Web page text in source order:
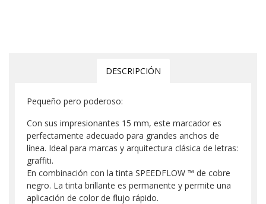
DESCRIPCIÓN
Pequeño pero poderoso:
Con sus impresionantes 15 mm, este marcador es
perfectamente adecuado para grandes anchos de
línea. Ideal para marcas y arquitectura clásica de letras:
graffiti.
En combinación con la tinta SPEEDFLOW ™ de cobre
negro. La tinta brillante es permanente y permite una
aplicación de color de flujo rápido.